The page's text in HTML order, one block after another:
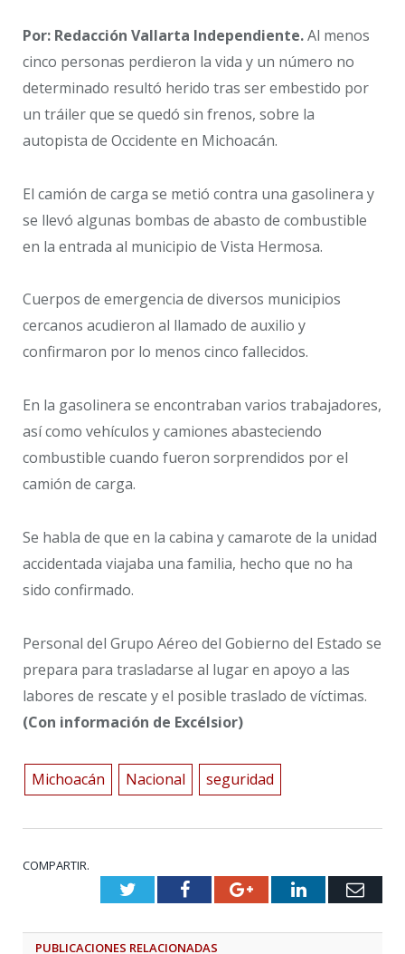
Por: Redacción Vallarta Independiente.Al menos
cinco personas perdieron la vida y un número no
determinado resultó herido tras ser embestido por
un tráiler que se quedó sin frenos, sobre la
autopista de Occidente en Michoacán.
El camión de carga se metió contra una gasolinera y
se llevó algunas bombas de abasto de combustible
en la entrada al municipio de Vista Hermosa.
Cuerpos de emergencia de diversos municipios
cercanos acudieron al llamado de auxilio y
confirmaron por lo menos cinco fallecidos.
En la gasolinera se encontraban varios trabajadores,
así como vehículos y camiones abasteciendo
combustible cuando fueron sorprendidos por el
camión de carga.
Se habla de que en la cabina y camarote de la unidad
accidentada viajaba una familia, hecho que no ha
sido confirmado.
Personal del Grupo Aéreo del Gobierno del Estado se
prepara para trasladarse al lugar en apoyo a las
labores de rescate y el posible traslado de víctimas.
(Con información de Excélsior)
Michoacán Nacional seguridad
COMPARTIR.
TwitterFacebookGoogle+LinkedIn
PUBLICACIONES RELACIONADAS